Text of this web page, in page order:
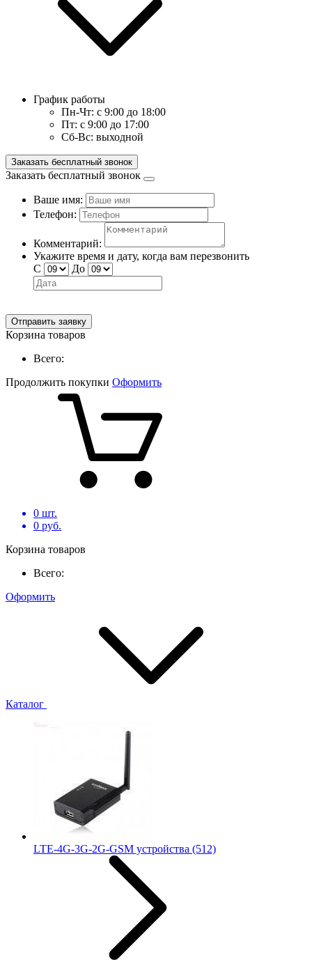
График работы
Пн-Чт: с 9:00 до 18:00
Пт: с 9:00 до 17:00
Сб-Вс: выходной
Заказать бесплатный звонок
Заказать бесплатный звонок
Ваше имя:
Телефон:
Комментарий:
Укажите время и дату, когда вам перезвонить
С
До
Отправить заявку
Корзина товаров
Всего:
Продолжить покупки Оформить
0 шт.
0 руб.
Корзина товаров
Всего:
Оформить
Каталог
LTE-4G-3G-2G-GSM устройства (512)